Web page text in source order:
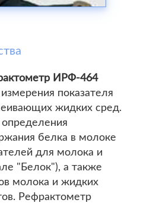
ИРФ-464
показателя
жидких сред.
белка в молоке
для молока и
"Белок"), а также
молока и жидких
Рефрактометр